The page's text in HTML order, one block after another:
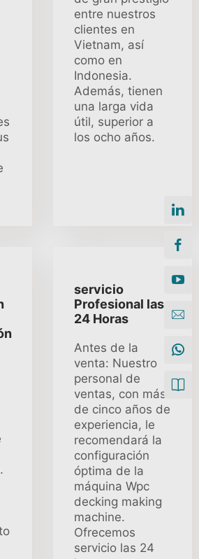
entre nuestros
clientes en
Vietnam, así
como en
Indonesia.
Además, tienen
una larga vida
útil, superior a
los ocho años.
servicio
Profesional las
24 Horas
Antes de la
venta: Nuestro
personal de
ventas, con más
de cinco años de
experiencia, le
recomendará la
configuración
óptima de la
máquina Wpc
decking making
machine.
Ofrecemos
servicio las 24